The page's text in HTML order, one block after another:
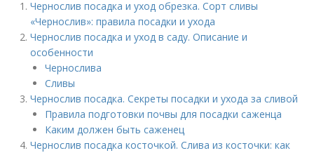
Чернослив посадка и уход обрезка. Сорт сливы
«Чернослив»: правила посадки и ухода
Чернослив посадка и уход в саду. Описание и
особенности
Чернослива
Сливы
Чернослив посадка. Секреты посадки и ухода за сливой
Правила подготовки почвы для посадки саженца
Каким должен быть саженец
Чернослив посадка косточкой. Слива из косточки: как